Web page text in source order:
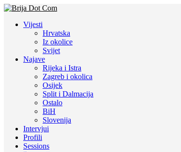
Vijesti
Hrvatska
Iz okolice
Svijet
Najave
Rijeka i Istra
Zagreb i okolica
Osijek
Split i Dalmacija
Ostalo
BiH
Slovenija
Intervjui
Profili
Sessions